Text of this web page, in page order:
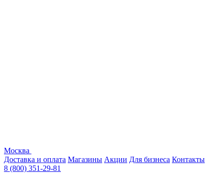
Москва
Доставка и оплата Магазины Акции Для бизнеса Контакты
8 (800) 351-29-81